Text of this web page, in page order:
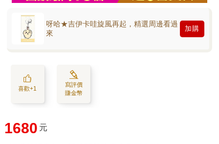
呀哈★吉伊卡哇旋風再起，精選周邊看過
來
加購
喜歡+1
寫評價
賺金幣
1680 元